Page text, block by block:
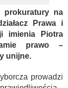
prokuratury na
Prawa i
imienia Piotra
prawo –
unijne.
prowadzi